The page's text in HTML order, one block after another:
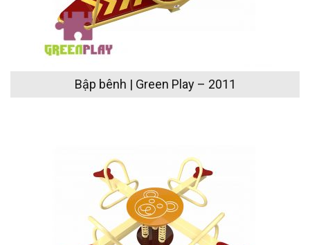
Bập bênh | Green Play – 2011